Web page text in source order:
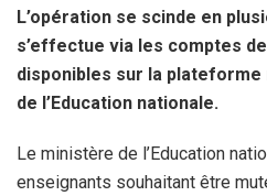
L’opération se scinde en
s’effectue via les comptes
disponibles sur la
de l’Education nationale.
Le ministère de l’Education
enseignants souhaitant être